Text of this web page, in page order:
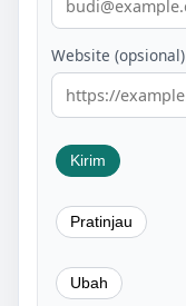
Website (opsional)